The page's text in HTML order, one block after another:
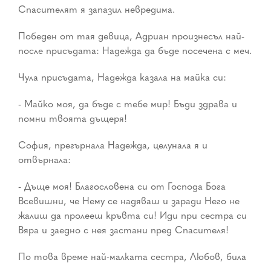
Спасителят я запазил невредима.
Победен от тая девица, Адриан произнесъл най-
после присъдата: Надежда да бъде посечена с меч.
Чула присъдата, Надежда казала на майка си:
- Майко моя, да бъде с тебе мир! Бъди здрава и
помни твоята дъщеря!
София, прегърнала Надежда, целунала я и
отвърнала:
- Дъще моя! Благословена си от Господа Бога
Всевишни, че Нему се надяваш и заради Него не
жалиш да пролееш кръвта си! Иди при сестра си
Вяра и заедно с нея застани пред Спасителя!
По това време най-малката сестра, Любов, била